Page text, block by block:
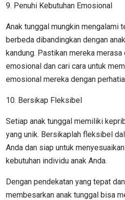
9. Penuhi Kebutuhan Emosional
Anak tunggal mungkin mengalami
berbeda dibandingkan dengan
kandung. Pastikan mereka
emosional dan cari cara untuk
emosional mereka dengan
10. Bersikap Fleksibel
Setiap anak tunggal memiliki
yang unik. Bersikaplah fleksibel
Anda dan siap untuk
kebutuhan individu anak Anda.
Dengan pendekatan yang tepat
membesarkan anak tunggal bisa